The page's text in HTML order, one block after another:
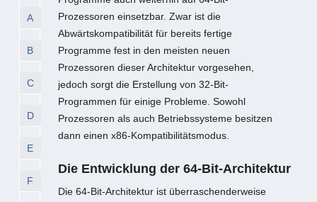
A
B
C
D
E
F
Prozessoren einsetzbar. Zwar ist die
Abwärtskompatibilität für bereits fertige
Programme fest in den meisten neuen
Prozessoren dieser Architektur vorgesehen,
jedoch sorgt die Erstellung von 32-Bit-
Programmen für einige Probleme. Sowohl
Prozessoren als auch Betriebssysteme besitzen
dann einen x86-Kompatibilitätsmodus.
Die Entwicklung der 64-Bit-Architektur
Die 64-Bit-Architektur ist überraschenderweise